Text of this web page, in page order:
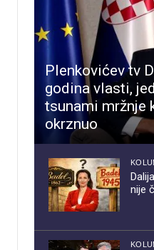
Plenkovićev tv
godina vlasti,
tsunami mržnje
okrznuo
nije